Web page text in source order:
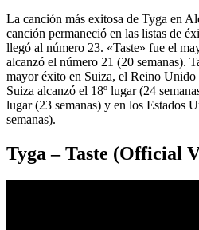
La canción más exitosa de Tyga en
canción permaneció en las listas de
llegó al número 23. «Taste» fue el
alcanzó el número 21 (20 semanas).
mayor éxito en Suiza, el Reino
Suiza alcanzó el 18º lugar (24
lugar (23 semanas) y en los Estados
semanas).
Tyga – Taste (Official